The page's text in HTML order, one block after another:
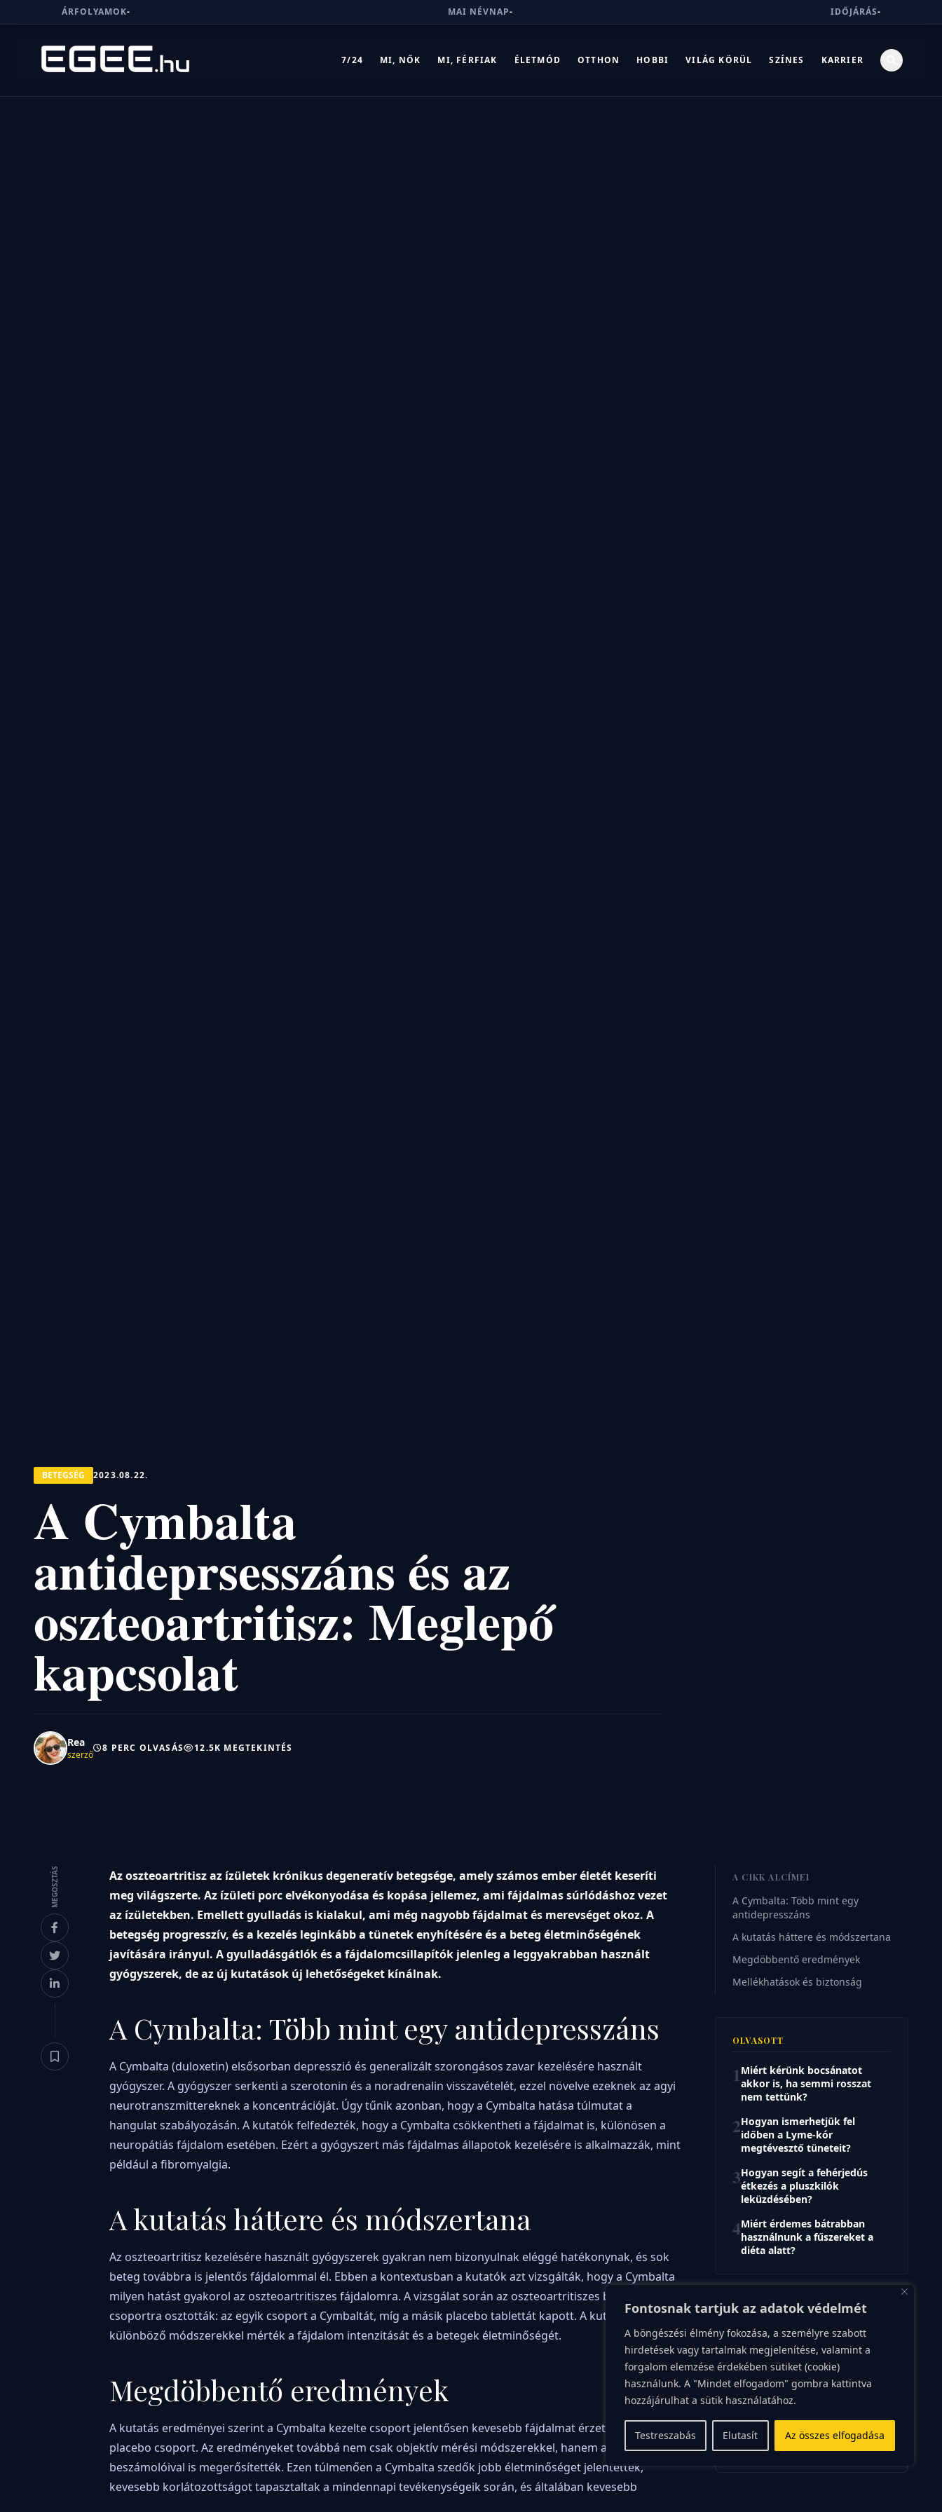
Fontosnak tartjuk az adatok védelmét
A böngészési élmény fokozása, a személyre szabott
hirdetések vagy tartalmak megjelenítése, valamint a
forgalom elemzése érdekében sütiket (cookie)
használunk. A "Mindet elfogadom" gombra kattintva
hozzájárulhat a sütik használatához.
Testreszabás Elutasít Az összes elfogadása
ÁRFOLYAMOK- MAI NÉVNAP- IDŐJÁRÁS-
7/24 MI, NŐK MI, FÉRFIAK ÉLETMÓD OTTHON HOBBI VILÁG KÖRÜL SZÍNES KARRIER
Menü
BETEGSÉG 2023.08.22.
A Cymbalta
antideprsesszáns és az
oszteoartritisz: Meglepő
kapcsolat
Rea
szerző
8 PERC OLVASÁS 12.5K MEGTEKINTÉS
MEGOSZTÁS
Az oszteoartritisz az ízületek krónikus degeneratív betegsége, amely számos ember életét keseríti
meg világszerte. Az ízületi porc elvékonyodása és kopása jellemez, ami fájdalmas súrlódáshoz vezet
az ízületekben. Emellett gyulladás is kialakul, ami még nagyobb fájdalmat és merevséget okoz. A
betegség progresszív, és a kezelés leginkább a tünetek enyhítésére és a beteg életminőségének
javítására irányul. A gyulladásgátlók és a fájdalomcsillapítók jelenleg a leggyakrabban használt
gyógyszerek, de az új kutatások új lehetőségeket kínálnak.
A Cymbalta: Több mint egy antidepresszáns
A Cymbalta (duloxetin) elsősorban depresszió és generalizált szorongásos zavar kezelésére használt
gyógyszer. A gyógyszer serkenti a szerotonin és a noradrenalin visszavételét, ezzel növelve ezeknek az agyi
neurotranszmittereknek a koncentrációját. Úgy tűnik azonban, hogy a Cymbalta hatása túlmutat a
hangulat szabályozásán. A kutatók felfedezték, hogy a Cymbalta csökkentheti a fájdalmat is, különösen a
neuropátiás fájdalom esetében. Ezért a gyógyszert más fájdalmas állapotok kezelésére is alkalmazzák, mint
például a fibromyalgia.
A kutatás háttere és módszertana
Az oszteoartritisz kezelésére használt gyógyszerek gyakran nem bizonyulnak eléggé hatékonynak, és sok
beteg továbbra is jelentős fájdalommal él. Ebben a kontextusban a kutatók azt vizsgálták, hogy a Cymbalta
milyen hatást gyakorol az oszteoartritiszes fájdalomra. A vizsgálat során az oszteoartritiszes betegeket két
csoportra osztották: az egyik csoport a Cymbaltát, míg a másik placebo tablettát kapott. A kutatás során
különböző módszerekkel mérték a fájdalom intenzitását és a betegek életminőségét.
Megdöbbentő eredmények
A kutatás eredményei szerint a Cymbalta kezelte csoport jelentősen kevesebb fájdalmat érzett, mint a
placebo csoport. Az eredményeket továbbá nem csak objektív mérési módszerekkel, hanem a betegek saját
beszámolóival is megerősítették. Ezen túlmenően a Cymbalta szedők jobb életminőséget jelentettek,
kevesebb korlátozottságot tapasztaltak a mindennapi tevékenységeik során, és általában kevesebb
A CIKK ALCÍMEI
A Cymbalta: Több mint egy
antidepresszáns
A kutatás háttere és módszertana
Megdöbbentő eredmények
Mellékhatások és biztonság
OLVASOTT
1Miért kérünk bocsánatot
akkor is, ha semmi rosszat
nem tettünk?
2Hogyan ismerhetjük fel
időben a Lyme-kór
megtévesztő tüneteit?
3Hogyan segít a fehérjedús
étkezés a pluszkilók
leküzdésében?
4Miért érdemes bátrabban
használnunk a fűszereket a
diéta alatt?
A testmozgás és a psziché
szoros kapcsolata
Az egészség nem csak a fizikai
állapotunkra korlátozódik. Ahogy a
érzelmi és pszichés állapotunk, úgy a
testmozgásnak is óriási hatása van
mentáliRea
szerző